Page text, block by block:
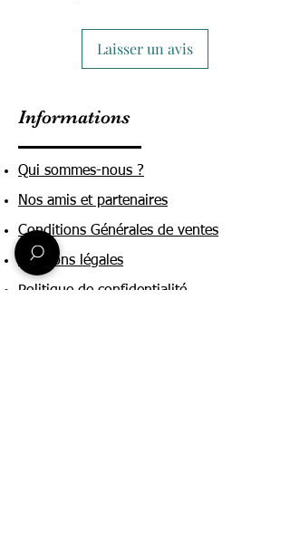
Laisser un avis
Informations
Qui sommes-nous ?
Nos amis et partenaires
Conditions Générales de ventes
Mentions légales
Politique de confidentialité